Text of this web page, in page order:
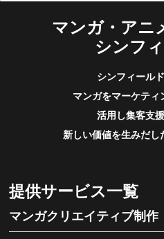
マンガ・アニ
シンフ
シンフィール
マンガをマーケティ
活用し集客支
新しい価値を生みだし
提供サービス一覧
マンガクリエイティブ制作